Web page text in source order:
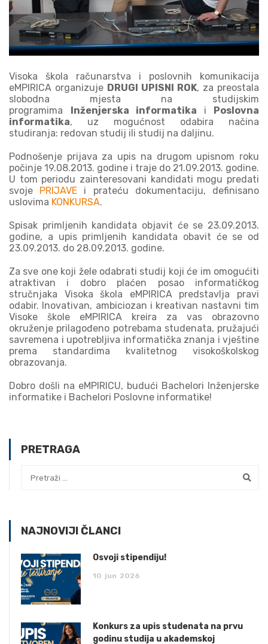
Visoka škola računarstva i poslovnih komunikacija
eMPIRICA organizuje DRUGI UPISNI ROK, za preostala
slobodna mjesta na studijskim
programima Inženjerska informatika i Poslovna
informatika, uz mogućnost odabira načina
studiranja: redovan studij ili studij na daljinu.
Podnošenje prijava za upis na drugom upisnom roku
počinje 19.08.2013. godine i traje do 21.09.2013. godine.
U tom periodu zainteresovani kandidati mogu predati
svoje PRIJAVE i prateću dokumentaciju, definisano
uslovima KONKURSA.
Spisak primljenih kandidata objavit će se 23.09.2013.
godine, a upis primljenih kandidata obavit će se od
23.09.2013. do 28.09.2013. godine.
Za sve one koji žele odabrati studij koji će im omogućiti
atraktivan i dobro plaćen posao informatičkog
stručnjaka Visoka škola eMPIRICA predstavlja pravi
odabir. Inovativan, ambiciozan i kreativan nastavni tim
Visoke škole eMPIRICA kreira za vas obrazovno
okruženje prilagođeno potrebama studenata, pružajući
savremena i upotrebljiva informatička znanja i vještine
prema standardima kvalitetnog visokoškolskog
obrazovanja.
Dobro došli na eMPIRICU, budući Bachelori Inženjerske
informatike i Bachelori Poslovne informatike!
PRETRAGA
NAJNOVIJI ČLANCI
Osvoji stipendiju!
10 jun 2026
Konkurs za upis studenata na prvu
godinu studija u akademskoj